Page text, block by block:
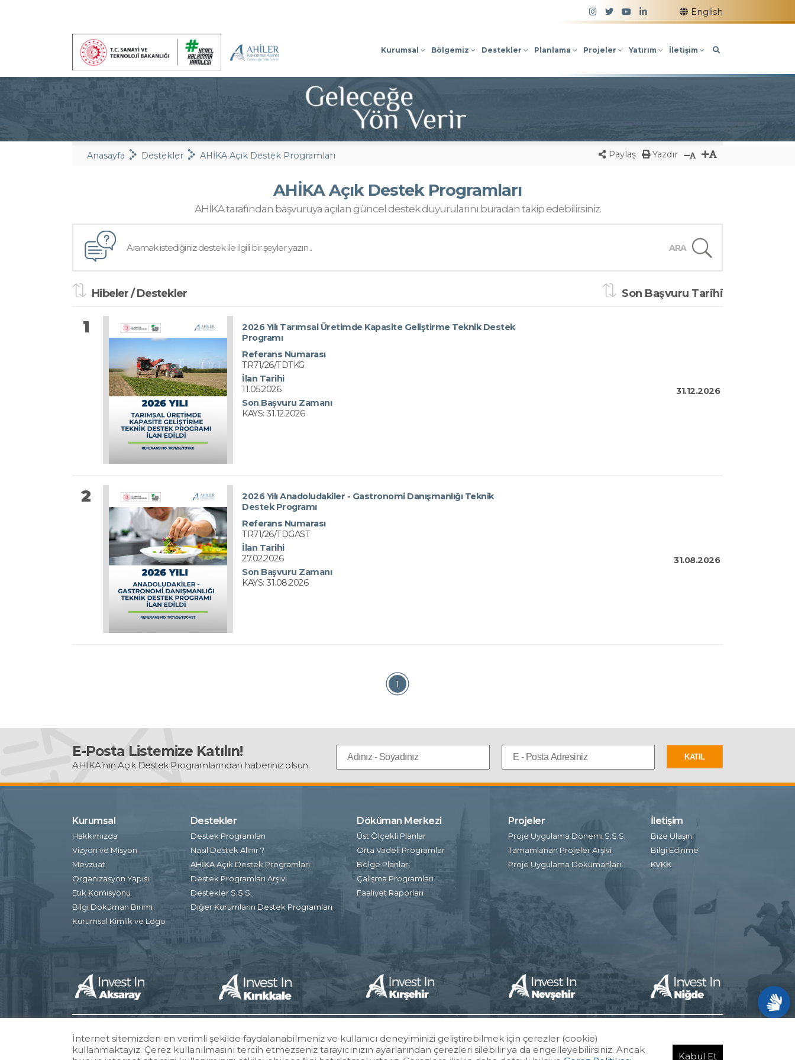
English
Kurumsal Bölgemiz Destekler Planlama Projeler Yatırım İletişim
Anasayfa Destekler AHİKA Açık Destek Programları Paylaş Yazdır
AHİKA Açık Destek Programları
AHİKA tarafından başvuruya açılan güncel destek duyurularını buradan takip edebilirsiniz.
ARA
Hibeler / Destekler Son Başvuru Tarihi
1
2026 Yılı Tarımsal Üretimde Kapasite Geliştirme Teknik Destek
Programı
Referans Numarası
TR71/26/TDTKG
İlan Tarihi
11.05.2026
Son Başvuru Zamanı
KAYS: 31.12.2026
31.12.2026
2
2026 Yılı Anadoludakiler - Gastronomi Danışmanlığı Teknik
Destek Programı
Referans Numarası
TR71/26/TDGAST
İlan Tarihi
27.02.2026
Son Başvuru Zamanı
KAYS: 31.08.2026
31.08.2026
1
İnternet sitemizden en verimli şekilde faydalanabilmeniz ve kullanıcı deneyiminizi geliştirebilmek için çerezler (cookie)
kullanmaktayız. Çerez kullanılmasını tercih etmezseniz tarayıcınızın ayarlarından çerezleri silebilir ya da engelleyebilirsiniz. Ancak
Kabul Et
E-Posta Listemize Katılın!
AHİKA’nın Açık Destek Programlarından haberiniz olsun.
KATIL
Kurumsal
Hakkımızda
Vizyon ve Misyon
Mevzuat
Organizasyon Yapısı
Etik Komisyonu
Bilgi Doküman Birimi
Kurumsal Kimlik ve Logo
Destekler
Destek Programları
Nasıl Destek Alınır ?
AHİKA Açık Destek Programları
Destek Programları Arşivi
Destekler S.S.S.
Diğer Kurumların Destek Programları
Döküman Merkezi
Üst Ölçekli Planlar
Orta Vadeli Programlar
Bölge Planları
Çalışma Programları
Faaliyet Raporları
Projeler
Proje Uygulama Dönemi S.S.S.
Tamamlanan Projeler Arşivi
Proje Uygulama Dokümanları
İletişim
Bize Ulaşın
Bilgi Edinme
KVKK